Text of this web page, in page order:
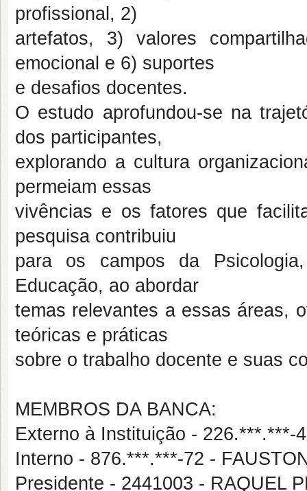
profissional, 2)
artefatos, 3) valores
emocional e 6) suportes
e desafios docentes.
O estudo aprofundou-se na
dos participantes,
explorando a cultura
permeiam essas
vivências e os fatores que
pesquisa contribuiu
para os campos da
Educação, ao abordar
temas relevantes a essas áreas,
teóricas e práticas
sobre o trabalho docente e suas
MEMBROS DA BANCA:
Externo à Instituição - 226.***.***-
Interno - 876.***.***-72 -
Presidente - 2441003 - RAQUEL